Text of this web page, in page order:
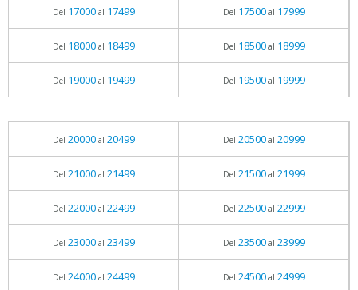
Del 17000al 17499 Del 17500al 17999
Del 18000al 18499 Del 18500al 18999
Del 19000al 19499 Del 19500al 19999
Del 20000al 20499 Del 20500al 20999
Del 21000al 21499 Del 21500al 21999
Del 22000al 22499 Del 22500al 22999
Del 23000al 23499 Del 23500al 23999
Del 24000al 24499 Del 24500al 24999